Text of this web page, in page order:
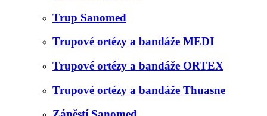
Trup Sanomed
Trupové ortézy a bandáže MEDI
Trupové ortézy a bandáže ORTEX
Trupové ortézy a bandáže Thuasne